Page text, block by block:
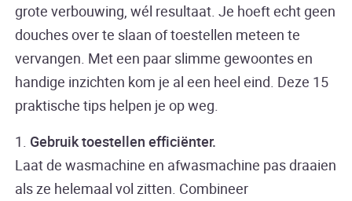
grote verbouwing, wél resultaat. Je hoeft echt geen
douches over te slaan of toestellen meteen te
vervangen. Met een paar slimme gewoontes en
handige inzichten kom je al een heel eind. Deze 15
praktische tips helpen je op weg.
1. Gebruik toestellen efficiënter.
Laat de wasmachine en afwasmachine pas draaien
als ze helemaal vol zitten. Combineer